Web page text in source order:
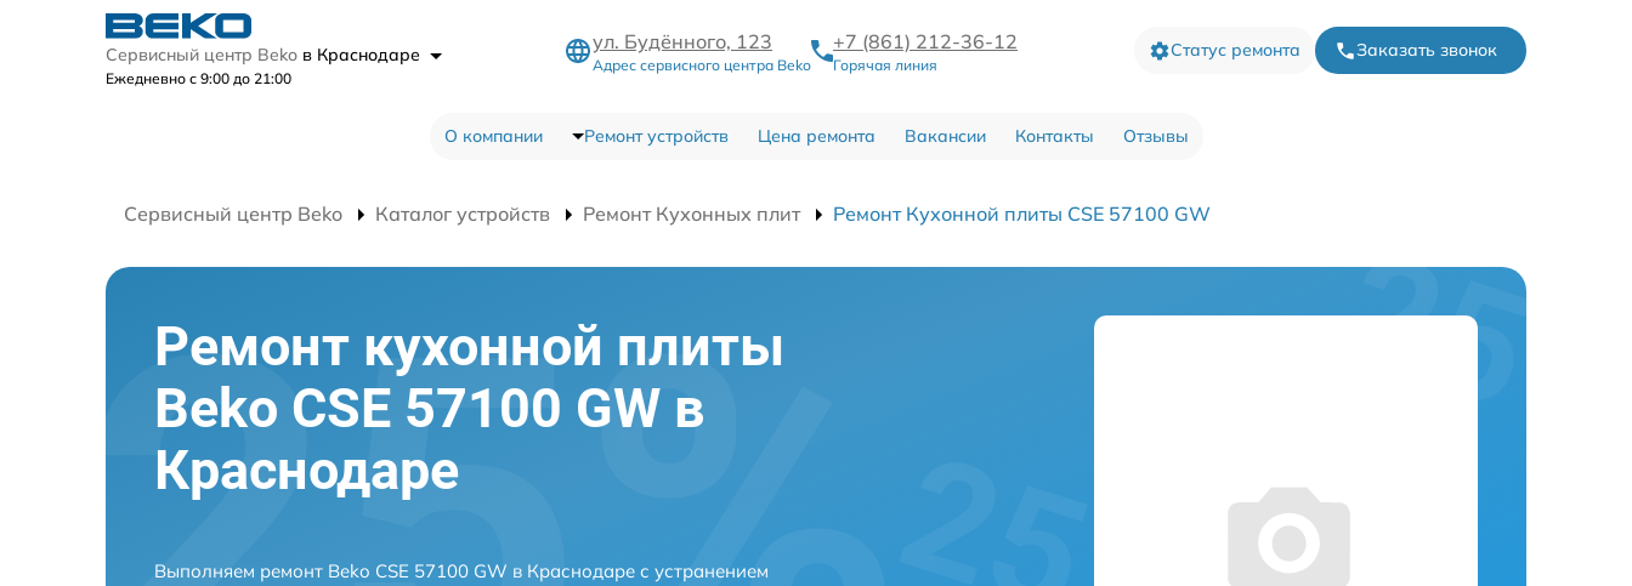
Сервисный центр Beko в Краснодаре
Ежедневно с 9:00 до 21:00
ул. Будённого, 123
Адрес сервисного центра Beko
+7 (861) 212-36-12
Горячая линия
Статус ремонта Заказать звонок
О компании Ремонт устройств Цена ремонта Вакансии Контакты Отзывы
Сервисный центр Beko Каталог устройств Ремонт Кухонных плит Ремонт Кухонной плиты CSE 57100 GW
Ремонт кухонной плиты
Beko CSE 57100 GW в
Краснодаре
Выполняем ремонт Beko CSE 57100 GW в Краснодаре с устранением